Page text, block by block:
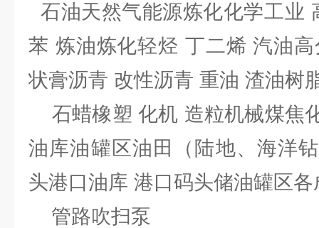
石油天然气能源炼化化学工业
苯 炼油炼化轻烃 丁二烯 汽油
状膏沥青 改性沥青 重油 渣油树
石蜡橡塑 化机 造粒机械煤焦
油库油罐区油田（陆地、海洋
头港口油库 港口码头储油罐区
管路吹扫泵